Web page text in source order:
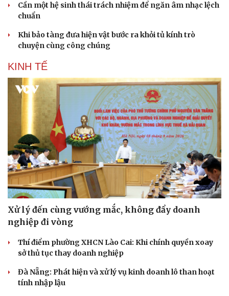
Sức khỏe
Cây thuốc
Sản phụ khoa
Blog
Cần một hệ sinh thái trách nhiệm để ngăn âm nhạc lệch
chuẩn
Khi bảo tàng đưa hiện vật bước ra khỏi tủ kính trò
chuyện cùng công chúng
KINH TẾ
Xử lý đến cùng vướng mắc, không đẩy doanh
nghiệp đi vòng
Thí điểm phường XHCN Lào Cai: Khi chính quyền xoay
sở thủ tục thay doanh nghiệp
Đà Nẵng: Phát hiện và xử lý vụ kinh doanh lô than hoạt
tính nhập lậu